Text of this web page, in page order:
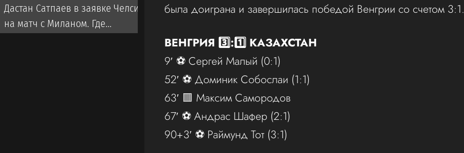
была доиграна и завершилась победой Венгрии со счетом 3:1.
ВЕНГРИЯ 3️⃣:1️⃣ КАЗАХСТАН
9′ ⚽️ Сергей Малый (0:1)
52′ ⚽️ Доминик Собослаи (1:1)
63′ 🟥 Максим Самородов
67′ ⚽️ Андрас Шафер (2:1)
90+3′ ⚽️ Раймунд Тот (3:1)
Дастан Сатпаев в заявке Челси
на матч с Миланом. Где